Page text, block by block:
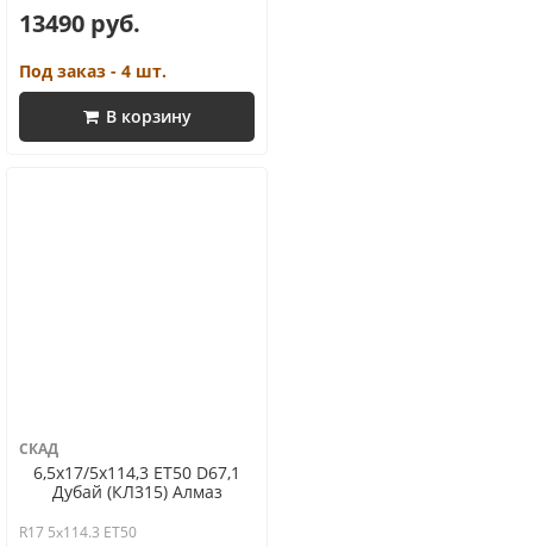
13490 руб.
Под заказ - 4 шт.
В корзину
СКАД
6,5x17/5x114,3 ET50 D67,1
Дубай (КЛ315) Алмаз
R17 5x114.3 ET50